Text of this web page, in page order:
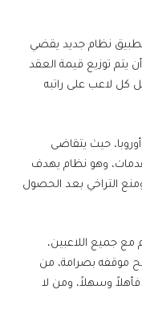
تطبيق نظام جديد يقضي
يتم توزيع قيمة العقد
بحيث يحصل كل لاعب على راتبه
حيث يتقاضى
وهو نظام يهدف
التراخي بعد الحصول
مع جميع اللاعبين،
موقفه بصرامة، من
وسهلاً، ومن لا